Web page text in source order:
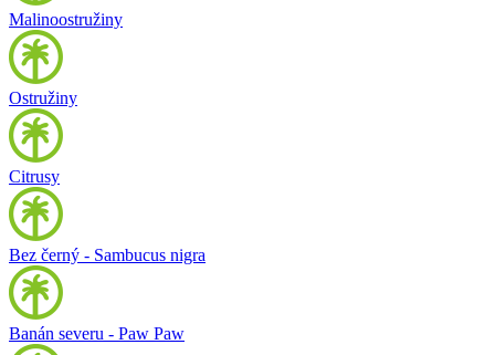
Malinoostružiny
Ostružiny
Citrusy
Bez černý - Sambucus nigra
Banán severu - Paw Paw